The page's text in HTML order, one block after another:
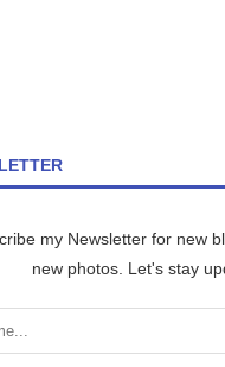
my Newsletter for new
new photos. Let's stay